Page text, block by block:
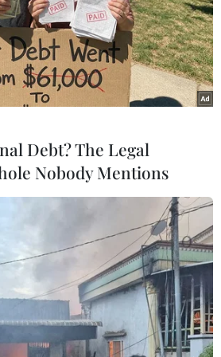
đầu tư, mọi ràng buộc chỉ
hợp tác với đơn vị phát hành.
trị tài sản đó cũng không
hữu và định đoạt số phận
bất động sản, mô hình
pháp luật điều chỉnh. Cách
tư, đơn vị huy động vốn
kết lợi nhuận cao, dễ dẫn
rủi ro cho nhà đầu tư. Cam
khiến nhà đầu tư dễ bị ngả
condotel trước đây - ông
Đính - Chủ tịch Hội Môi
Debt? The Legal
Nobody Mentions